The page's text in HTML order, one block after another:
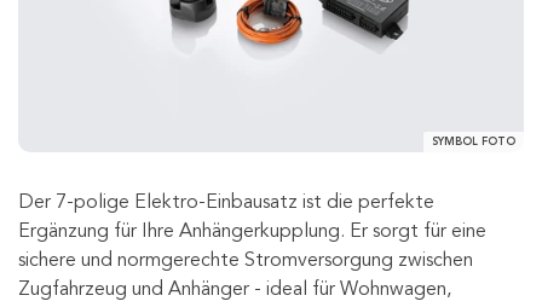
SYMBOL FOTO
Der 7-polige Elektro-Einbausatz ist die perfekte
Ergänzung für Ihre Anhängerkupplung. Er sorgt für eine
sichere und normgerechte Stromversorgung zwischen
Zugfahrzeug und Anhänger - ideal für Wohnwagen,